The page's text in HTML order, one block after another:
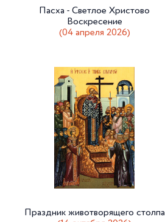
Пасха - Светлое Христово
Воскресение
(04 апреля 2026)
Праздник животворящего столпа